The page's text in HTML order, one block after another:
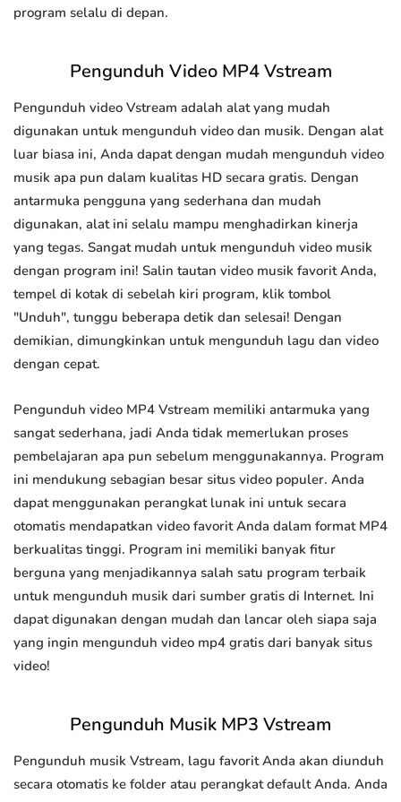
program selalu di depan.
Pengunduh Video MP4 Vstream
Pengunduh video Vstream adalah alat yang mudah
digunakan untuk mengunduh video dan musik. Dengan alat
luar biasa ini, Anda dapat dengan mudah mengunduh video
musik apa pun dalam kualitas HD secara gratis. Dengan
antarmuka pengguna yang sederhana dan mudah
digunakan, alat ini selalu mampu menghadirkan kinerja
yang tegas. Sangat mudah untuk mengunduh video musik
dengan program ini! Salin tautan video musik favorit Anda,
tempel di kotak di sebelah kiri program, klik tombol
"Unduh", tunggu beberapa detik dan selesai! Dengan
demikian, dimungkinkan untuk mengunduh lagu dan video
dengan cepat.
Pengunduh video MP4 Vstream memiliki antarmuka yang
sangat sederhana, jadi Anda tidak memerlukan proses
pembelajaran apa pun sebelum menggunakannya. Program
ini mendukung sebagian besar situs video populer. Anda
dapat menggunakan perangkat lunak ini untuk secara
otomatis mendapatkan video favorit Anda dalam format MP4
berkualitas tinggi. Program ini memiliki banyak fitur
berguna yang menjadikannya salah satu program terbaik
untuk mengunduh musik dari sumber gratis di Internet. Ini
dapat digunakan dengan mudah dan lancar oleh siapa saja
yang ingin mengunduh video mp4 gratis dari banyak situs
video!
Pengunduh Musik MP3 Vstream
Pengunduh musik Vstream, lagu favorit Anda akan diunduh
secara otomatis ke folder atau perangkat default Anda. Anda